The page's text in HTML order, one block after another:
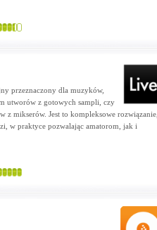
przeznaczony dla muzyków,
utworów z gotowych sampli, czy
z mikserów. Jest to kompleksowe rozwiązanie,
w praktyce pozwalając amatorom, jak i